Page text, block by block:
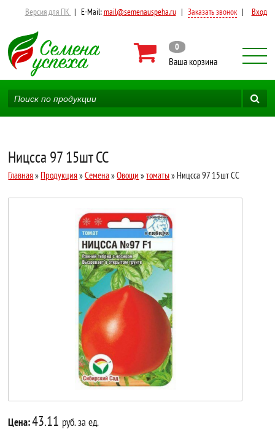
Версия для ПК | E-Mail:mail@semenauspeha.ru | Заказать звонок | Вход
0
Ваша корзина
Ницсса 97 15шт СС
Главная » Продукция »Семена»Овощи »томаты» Ницсса 97 15шт СС
Цена:43.11 руб. за ед.